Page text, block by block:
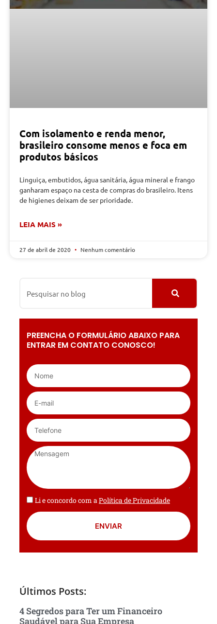
Com isolamento e renda menor,
brasileiro consome menos e foca em
produtos básicos
Linguiça, embutidos, água sanitária, água mineral e frango
ganharam espaço na cesta de compras do brasileiro. Itens
de higienes deixam de ser prioridade.
LEIA MAIS »
27 de abril de 2020 Nenhum comentário
PREENCHA O FORMULÁRIO ABAIXO PARA
ENTRAR EM CONTATO CONOSCO!
Li e concordo com aPolítica de Privacidade
ENVIAR
Últimos Posts:
4 Segredos para Ter um Financeiro
Saudável para Sua Empresa